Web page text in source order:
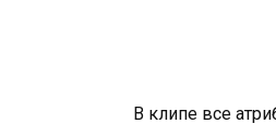
В клипе все